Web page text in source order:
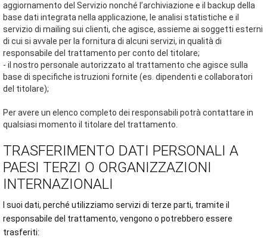
aggiornamento del Servizio nonché l’archiviazione e il backup della
base dati integrata nella applicazione, le analisi statistiche e il
servizio di mailing sui clienti, che agisce, assieme ai soggetti esterni
di cui si avvale per la fornitura di alcuni servizi, in qualità di
responsabile del trattamento per conto del titolare;
- il nostro personale autorizzato al trattamento che agisce sulla
base di specifiche istruzioni fornite (es. dipendenti e collaboratori
del titolare);
Per avere un elenco completo dei responsabili potrà contattare in
qualsiasi momento il titolare del trattamento.
TRASFERIMENTO DATI PERSONALI A
PAESI TERZI O ORGANIZZAZIONI
INTERNAZIONALI
I suoi dati, perché utilizziamo servizi di terze parti, tramite il
responsabile del trattamento, vengono o potrebbero essere
trasferiti: